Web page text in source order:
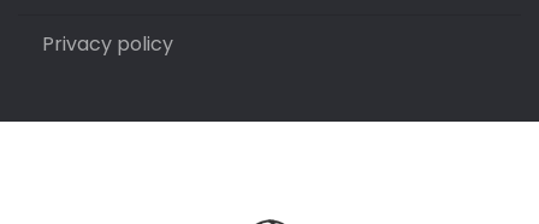
Privacy policy